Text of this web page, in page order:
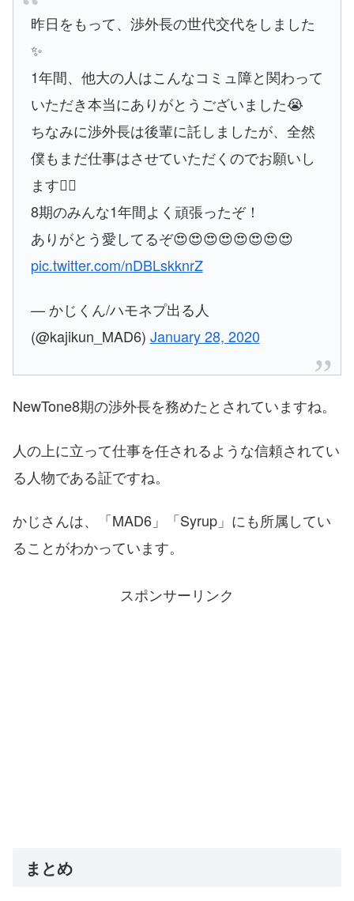
昨日をもって、渉外長の世代交代をしました
✨
1年間、他大の人はこんなコミュ障と関わって
いただき本当にありがとうございました😭
ちなみに渉外長は後輩に託しましたが、全然
僕もまだ仕事はさせていただくのでお願いし
ます🙇‍♂️
8期のみんな1年間よく頑張ったぞ！
ありがとう愛してるぞ😍😍😍😍😍😍😍😍
pic.twitter.com/nDBLskknrZ
— かじくん/ハモネプ出る人
(@kajikun_MAD6) January 28, 2020
NewTone8期の渉外長を務めたとされていますね。
人の上に立って仕事を任されるような信頼されてい
る人物である証ですね。
かじさんは、「MAD6」「Syrup」にも所属してい
ることがわかっています。
スポンサーリンク
まとめ